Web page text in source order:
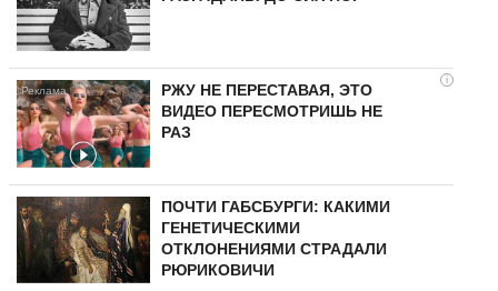
i
РЖУ НЕ ПЕРЕСТАВАЯ, ЭТО
ВИДЕО ПЕРЕСМОТРИШЬ НЕ
РАЗ
ПОЧТИ ГАБСБУРГИ: КАКИМИ
ГЕНЕТИЧЕСКИМИ
ОТКЛОНЕНИЯМИ СТРАДАЛИ
РЮРИКОВИЧИ